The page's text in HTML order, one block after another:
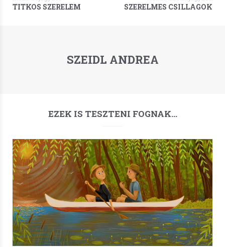
TITKOS SZERELEM SZERELMES CSILLAGOK
SZEIDL ANDREA
EZEK IS TESZTENI FOGNAK…